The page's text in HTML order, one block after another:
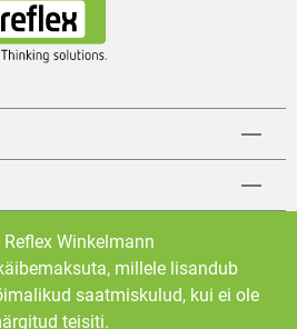
Winkelmann
millele lisandub
saatmiskulud, kui ei ole
teisiti.